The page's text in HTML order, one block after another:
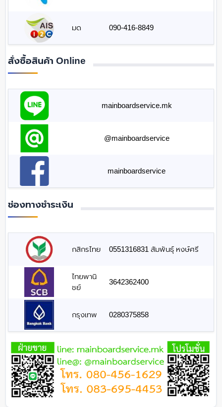
มด 090-416-8849
สั่งซื้อสินค้า Online
mainboardservice.mk
@mainboardservice
mainboardservice
ช่องทางชำระเงิน
กสิกรไทย 0551316831 สัมพันธุ์ หงษ์ศรี
ไทยพานิ
ชย์
3642362400
กรุงเทพ 0280375858